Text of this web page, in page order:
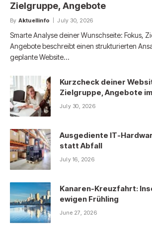
Zielgruppe, Angebote
By Aktuellinfo July 30, 2026
Smarte Analyse deiner Wunschseite: Fokus,
Angebote beschreibt einen strukturierten
geplante Website…
Kurzcheck deiner
Zielgruppe, Angebote
July 30, 2026
Ausgediente IT-
statt Abfall
July 16, 2026
Kanaren-Kreuzfahrt:
ewigen Frühling
June 27, 2026